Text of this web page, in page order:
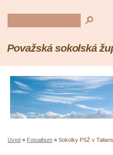
Považská sokolská
Úvod » Fotoalbum » Sokolky PSŽ v